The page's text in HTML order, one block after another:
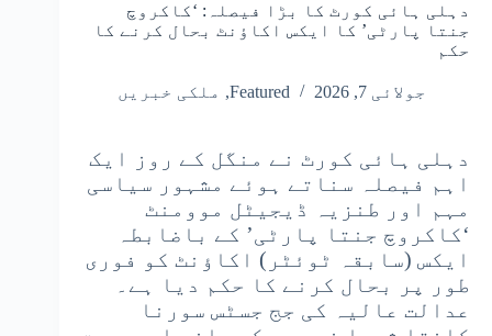
دہلی ہائی کورٹ کا بڑا فیصلہ: ‘کاکروچ
جنتا پارٹی’ کا ایکس اکاؤنٹ بحال کرنے کا
حکم
جولائی 7, 2026 Featured
, ملکی خبریں
دہلی ہائی کورٹ نے منگل کے روز ایک
اہم فیصلہ سناتے ہوئے مشہور سیاسی
مہم اور طنزیہ ڈیجیٹل موومنٹ
‘کاکروچ جنتا پارٹی’ کے باضابطہ
ایکس (سابقہ ٹوئٹر) اکاؤنٹ کو فوری
طور پر بحال کرنے کا حکم دیا ہے۔
عدالت عالیہ کی جج جسٹس سورنا